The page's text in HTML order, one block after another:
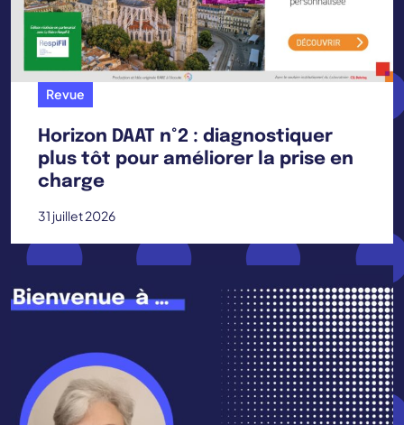
Revue
Horizon DAAT n°2 : diagnostiquer
plus tôt pour améliorer la prise en
charge
31 juillet 2026